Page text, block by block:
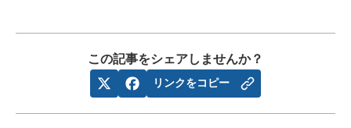
この記事をシェアしませんか？
リンクをコピー